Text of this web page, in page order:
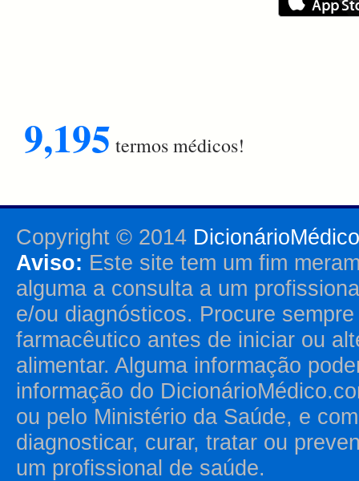
9,195 termos médicos!
Copyright © 2014
Aviso: Este site tem um fim
alguma a consulta a um
e/ou diagnósticos. Procure
farmacêutico antes de iniciar ou
alimentar. Alguma informação
informação do
ou pelo Ministério da Saúde, e
diagnosticar, curar, tratar ou
um profissional de saúde.